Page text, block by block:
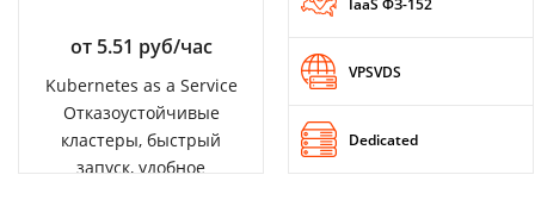
от 5.51 руб/час
Kubernetes as a Service
Отказоустойчивые
кластеры, быстрый
запуск, удобное
VPSVDS
Dedicated